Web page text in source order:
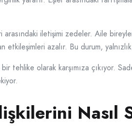
iletişimi zedeler. Aile
azalır. Bu durum,
tehlike olarak karşımıza çıkıyor.
Nasıl